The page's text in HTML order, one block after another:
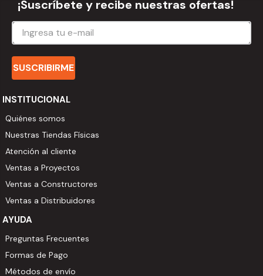
¡Suscríbete y recibe nuestras ofertas!
SUSCRIBIRME
INSTITUCIONAL
Quiénes somos
Nuestras Tiendas Físicas
Atención al cliente
Ventas a Proyectos
Ventas a Constructores
Ventas a Distribuidores
AYUDA
Preguntas Frecuentes
Formas de Pago
Métodos de envío